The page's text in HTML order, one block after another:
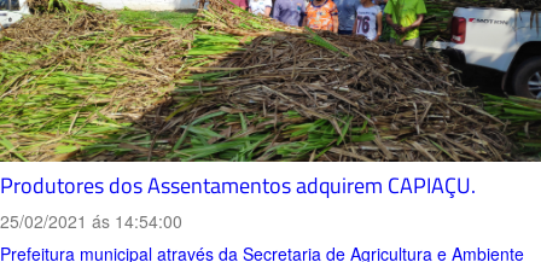
Produtores dos Assentamentos adquirem CAPIAÇU.
25/02/2021 ás 14:54:00
Prefeitura municipal através da Secretaria de Agricultura e Ambiente